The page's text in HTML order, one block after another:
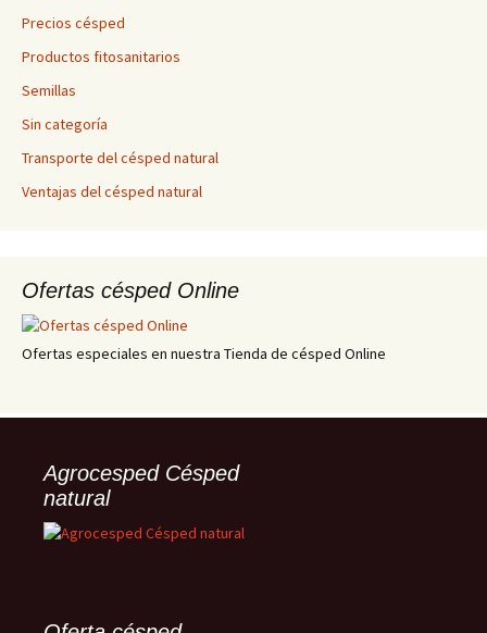
Precios césped
Productos fitosanitarios
Semillas
Sin categoría
Transporte del césped natural
Ventajas del césped natural
Ofertas césped Online
Ofertas especiales en nuestra Tienda de césped Online
Agrocesped Césped
natural